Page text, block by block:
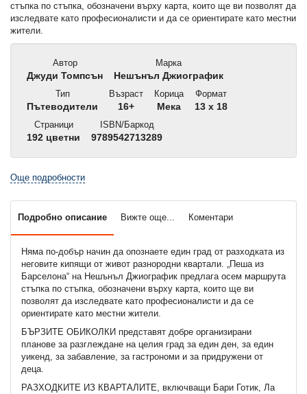
стъпка по стъпка, обозначени върху карта, които ще ви позволят да
изследвате като професионалисти и да се ориентирате като местни
жители.
Автор
Джуди Томпсън
Марка
Нешънъл Джиографик
Тип
Пътеводители
Възраст
16+
Корица
Мека
Формат
13 x 18
Страници
192 цветни
ISBN/Баркод
9789542713289
Още подробности
Подробно описание Вижте още... Коментари
Няма по-добър начин да опознаете един град от разходката из
неговите кипящи от живот разнородни квартали. „Пеша из
Барселона“ на Нешънъл Джиографик предлага осем маршрута
стъпка по стъпка, обозначени върху карта, които ще ви
позволят да изследвате като професионалисти и да се
ориентирате като местни жители.
БЪРЗИТЕ ОБИКОЛКИ представят добре организирани
планове за разглеждане на целия град за един ден, за един
уикенд, за забавление, за гастрономи и за придружени от
деца.
РАЗХОДКИТЕ ИЗ КВАРТАЛИТЕ, включващи Бари Готик, Ла